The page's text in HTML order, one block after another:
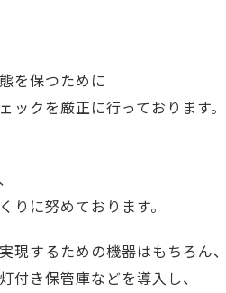
を保つために
クを厳正に行っております。
りに努めております。
現するための機器はもちろん、
付き保管庫などを導入し、